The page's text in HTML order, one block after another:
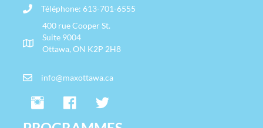
Téléphone: 613-701-6555
400 rue Cooper St.
Suite 9004
Ottawa, ON K2P 2H8
info@maxottawa.ca